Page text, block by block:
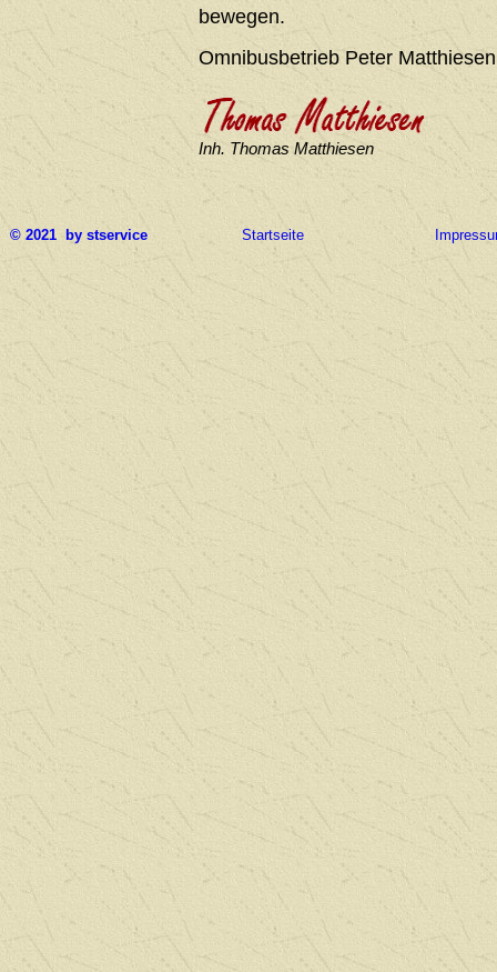
bewegen.
Omnibusbetrieb Peter Matthiesen
Inh. Thomas Matthiesen
© 2021 by stservice Startseite